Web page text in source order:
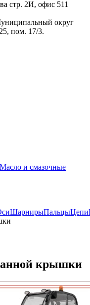
стр. 2И, офис 511
округ
пом. 17/3.
Масло и смазочные
ШарнирыПальцыЦепи
крышки